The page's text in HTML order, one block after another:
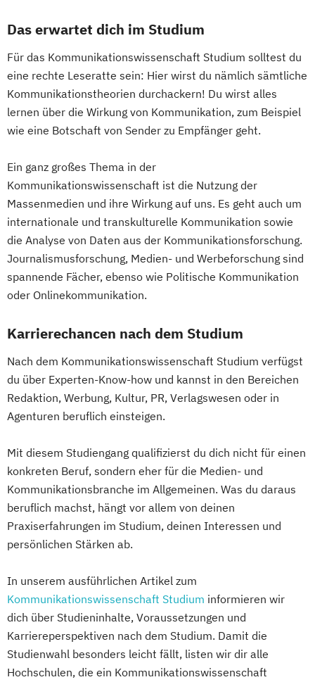
Das erwartet dich im Studium
Für das Kommunikationswissenschaft Studium solltest du
eine rechte Leseratte sein: Hier wirst du nämlich sämtliche
Kommunikationstheorien durchackern! Du wirst alles
lernen über die Wirkung von Kommunikation, zum Beispiel
wie eine Botschaft von Sender zu Empfänger geht.
Ein ganz großes Thema in der
Kommunikationswissenschaft ist die Nutzung der
Massenmedien und ihre Wirkung auf uns. Es geht auch um
internationale und transkulturelle Kommunikation sowie
die Analyse von Daten aus der Kommunikationsforschung.
Journalismusforschung, Medien- und Werbeforschung sind
spannende Fächer, ebenso wie Politische Kommunikation
oder Onlinekommunikation.
Karrierechancen nach dem Studium
Nach dem Kommunikationswissenschaft Studium verfügst
du über Experten-Know-how und kannst in den Bereichen
Redaktion, Werbung, Kultur, PR, Verlagswesen oder in
Agenturen beruflich einsteigen.
Mit diesem Studiengang qualifizierst du dich nicht für einen
konkreten Beruf, sondern eher für die Medien- und
Kommunikationsbranche im Allgemeinen. Was du daraus
beruflich machst, hängt vor allem von deinen
Praxiserfahrungen im Studium, deinen Interessen und
persönlichen Stärken ab.
In unserem ausführlichen Artikel zum
Kommunikationswissenschaft Studium informieren wir
dich über Studieninhalte, Voraussetzungen und
Karriereperspektiven nach dem Studium. Damit die
Studienwahl besonders leicht fällt, listen wir dir alle
Hochschulen, die ein Kommunikationswissenschaft